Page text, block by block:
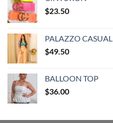
$23.50
PALAZZO CASUAL
$49.50
BALLOON TOP
$36.00